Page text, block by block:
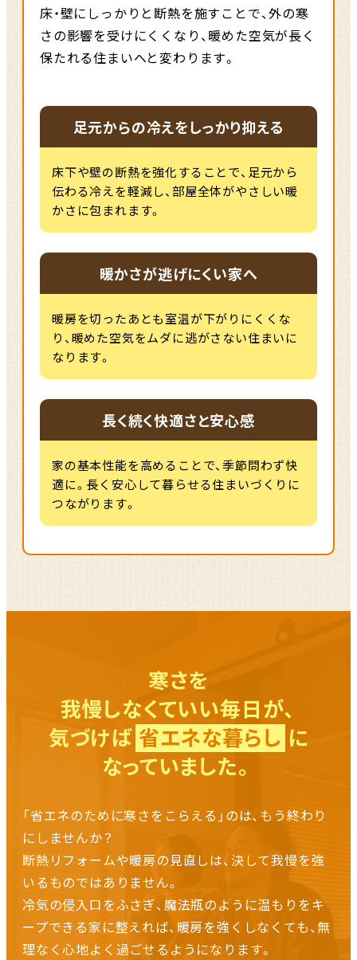
床・壁にしっかりと断熱を施すことで、外の寒
さの影響を受けにくくなり、 暖めた空気が長く
保たれる住まいへと変わります。
足元からの冷えをしっかり抑える
床下や壁の断熱を強化することで、足元から
伝わる冷えを軽減し、部屋全体がやさしい暖
かさに包まれます。
暖かさが逃げにくい家へ
暖房を切ったあとも室温が下がりにくくな
り、暖めた空気をムダに逃がさない住まいに
なります。
長く続く快適さと安心感
家の基本性能を高めることで、季節問わず快
適に。長く安心して暮らせる住まいづくりに
つながります。
寒さを
我慢しなくていい毎日が、
気づけば 省エネな暮らし に
なっていました。
「省エネのために寒さをこらえる」のは、もう終わり
にしませんか？
断熱リフォームや暖房の見直しは、決して我慢を強
いるものではありません。
冷気の侵入口をふさぎ、魔法瓶のように温もりをキ
ープできる家に整えれば、 暖房を強くしなくても、無
理なく心地よく過ごせるようになります。